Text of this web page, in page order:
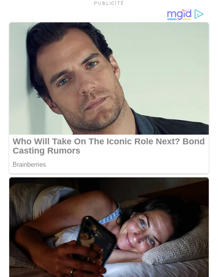
s’abonner sur sa page mais aussi de regarder son
nouveau clip sur sa chaîne Youtube plusieurs fois. Une
recommandation qui vise à soutenir la culture gabonaise
à travers la native du Woleu-Ntem mais surtout pour
éviter d’entretenir une polémique inutile.
Si un jour vous avez apprécié ce que je fais. Je vous en
supplie abonnez-vous à la page d’Espoir. Allez regarder
son nouveau clip sur sa chaîne Youtube 2 ou 3 fois car
c’est à cause de vous qu’on m’en veut. Sinon un jour on
va me frapper dans les loges des artistes pendant que
vous qui me défendez, vous serez de l’autre côté» a lancé
la chanteuse dans un direct disant craindre une
agression physique.
Apres que l’ex danseuse de Princesse 12 a exprimé une
vive colère contre elle dans laquelle elle dénonce
clairement le mépris et le manque de respect à son
égard, il lui est reproché également de briller en
détruisant les autres. «J’ai mes valeurs et convictions à
défendre face aux personnes qui sont prêtes à démolir
sur leur passage pour se donner de l’importance« , a
assuré pour sa part Espoir la Tigresse.
PUBLICITÉ